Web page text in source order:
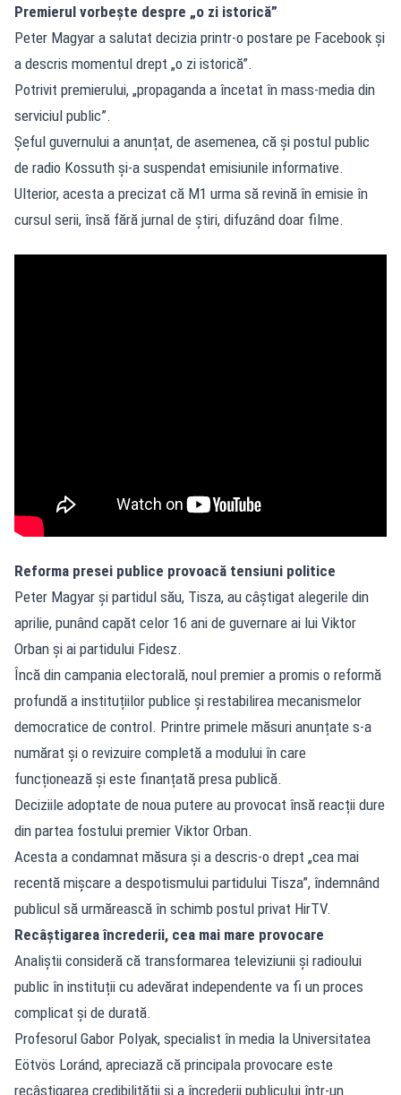
Premierul vorbește despre „o zi istorică”
Peter Magyar a salutat decizia printr-o postare pe Facebook și
a descris momentul drept „o zi istorică”.
Potrivit premierului, „propaganda a încetat în mass-media din
serviciul public”.
Șeful guvernului a anunțat, de asemenea, că și postul public
de radio Kossuth și-a suspendat emisiunile informative.
Ulterior, acesta a precizat că M1 urma să revină în emisie în
cursul serii, însă fără jurnal de știri, difuzând doar filme.
Reforma presei publice provoacă tensiuni politice
Peter Magyar și partidul său, Tisza, au câștigat alegerile din
aprilie, punând capăt celor 16 ani de guvernare ai lui Viktor
Orban și ai partidului Fidesz.
Încă din campania electorală, noul premier a promis o reformă
profundă a instituțiilor publice și restabilirea mecanismelor
democratice de control. Printre primele măsuri anunțate s-a
numărat și o revizuire completă a modului în care
funcționează și este finanțată presa publică.
Deciziile adoptate de noua putere au provocat însă reacții dure
din partea fostului premier Viktor Orban.
Acesta a condamnat măsura și a descris-o drept „cea mai
recentă mișcare a despotismului partidului Tisza”, îndemnând
publicul să urmărească în schimb postul privat HirTV.
Recâștigarea încrederii, cea mai mare provocare
Analiștii consideră că transformarea televiziunii și radioului
public în instituții cu adevărat independente va fi un proces
complicat și de durată.
Profesorul Gabor Polyak, specialist în media la Universitatea
Eötvös Loránd, apreciază că principala provocare este
recâștigarea credibilității și a încrederii publicului într-un